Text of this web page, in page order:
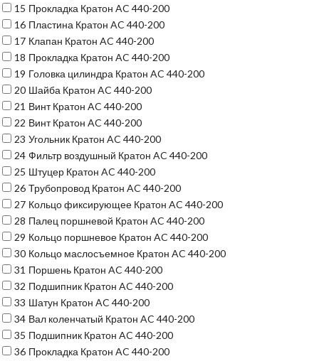
15 Прокладка Кратон AC 440-200
16 Пластина Кратон AC 440-200
17 Клапан Кратон AC 440-200
18 Прокладка Кратон AC 440-200
19 Головка цилиндра Кратон AC 440-200
20 Шайба Кратон AC 440-200
21 Винт Кратон AC 440-200
22 Винт Кратон AC 440-200
23 Угольник Кратон AC 440-200
24 Фильтр воздушный Кратон AC 440-200
25 Штуцер Кратон AC 440-200
26 Трубопровод Кратон AC 440-200
27 Кольцо фиксирующее Кратон AC 440-200
28 Палец поршневой Кратон AC 440-200
29 Кольцо поршневое Кратон AC 440-200
30 Кольцо маслосъемное Кратон AC 440-200
31 Поршень Кратон AC 440-200
32 Подшипник Кратон AC 440-200
33 Шатун Кратон AC 440-200
34 Вал коленчатый Кратон AC 440-200
35 Подшипник Кратон AC 440-200
36 Прокладка Кратон AC 440-200